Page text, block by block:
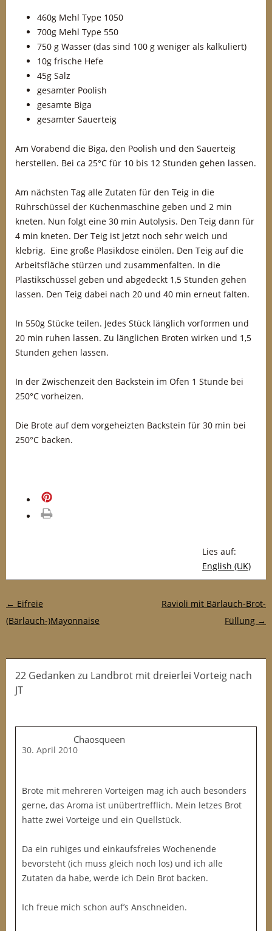
460g Mehl Type 1050
700g Mehl Type 550
750 g Wasser (das sind 100 g weniger als kalkuliert)
10g frische Hefe
45g Salz
gesamter Poolish
gesamte Biga
gesamter Sauerteig
Am Vorabend die Biga, den Poolish und den Sauerteig
herstellen. Bei ca 25°C für 10 bis 12 Stunden gehen lassen.
Am nächsten Tag alle Zutaten für den Teig in die
Rührschüssel der Küchenmaschine geben und 2 min
kneten. Nun folgt eine 30 min Autolysis. Den Teig dann für
4 min kneten. Der Teig ist jetzt noch sehr weich und
klebrig. Eine große Plasikdose einölen. Den Teig auf die
Arbeitsfläche stürzen und zusammenfalten. In die
Plastikschüssel geben und abgedeckt 1,5 Stunden gehen
lassen. Den Teig dabei nach 20 und 40 min erneut falten.
In 550g Stücke teilen. Jedes Stück länglich vorformen und
20 min ruhen lassen. Zu länglichen Broten wirken und 1,5
Stunden gehen lassen.
In der Zwischenzeit den Backstein im Ofen 1 Stunde bei
250°C vorheizen.
Die Brote auf dem vorgeheizten Backstein für 30 min bei
250°C backen.
Lies auf:
English (UK)
Post-Navigation
← Eifreie
(Bärlauch-)Mayonnaise
Ravioli mit Bärlauch-Brot-
Füllung →
22 Gedanken zu Landbrot mit dreierlei Vorteig nach
JT
Chaosqueen
30. April 2010
Brote mit mehreren Vorteigen mag ich auch besonders
gerne, das Aroma ist unübertrefflich. Mein letzes Brot
hatte zwei Vorteige und ein Quellstück.
Da ein ruhiges und einkaufsfreies Wochenende
bevorsteht (ich muss gleich noch los) und ich alle
Zutaten da habe, werde ich Dein Brot backen.
Ich freue mich schon auf’s Anschneiden.